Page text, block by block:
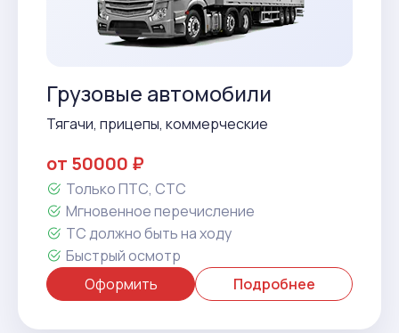
Грузовые автомобили
Тягачи, прицепы, коммерческие
от 50000 ₽
Только ПТС, СТС
Мгновенное перечисление
ТС должно быть на ходу
Быстрый осмотр
Оформить
Подробнее